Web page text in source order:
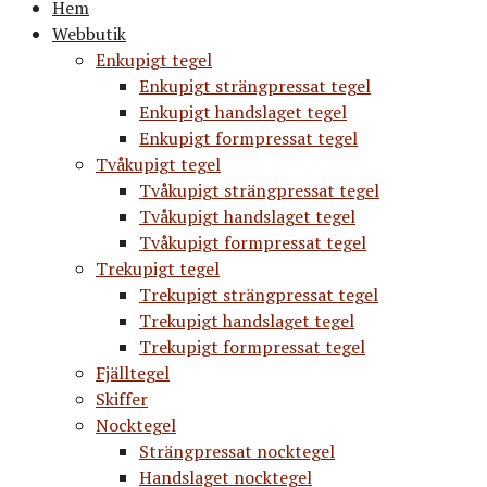
Hem
Webbutik
Enkupigt tegel
Enkupigt strängpressat tegel
Enkupigt handslaget tegel
Enkupigt formpressat tegel
Tvåkupigt tegel
Tvåkupigt strängpressat tegel
Tvåkupigt handslaget tegel
Tvåkupigt formpressat tegel
Trekupigt tegel
Trekupigt strängpressat tegel
Trekupigt handslaget tegel
Trekupigt formpressat tegel
Fjälltegel
Skiffer
Nocktegel
Strängpressat nocktegel
Handslaget nocktegel